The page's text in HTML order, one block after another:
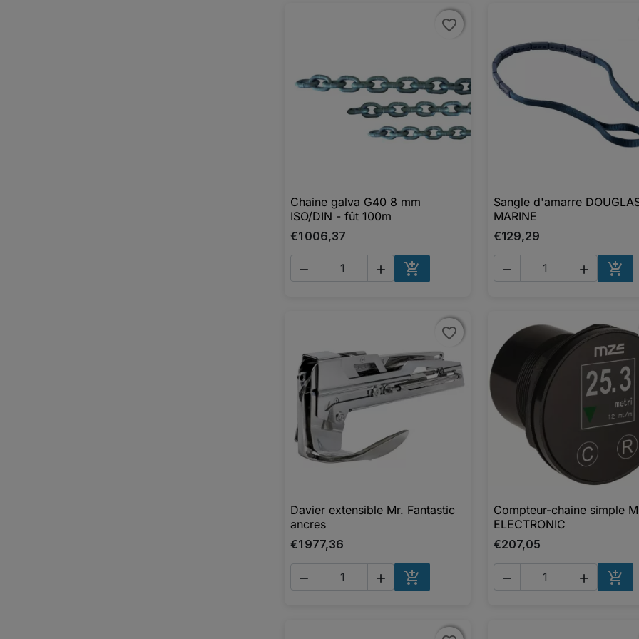
favorite_border
favorite_border
 Aperçu rapide
Chaine galva G40 8 mm
ISO/DIN - fût 100m
€1 006,37
  
AJOUTER AU PANIER
 Aperçu rapide
Sangle d'amarre
MARINE
€129,29
  
favorite_border
favorite_border
 Aperçu rapide
Davier extensible Mr. Fantastic
ancres
€1 977,36
  
AJOUTER AU PANIER
 Aperçu rapide
Compteur-chaine simple
ELECTRONIC
€207,05
  